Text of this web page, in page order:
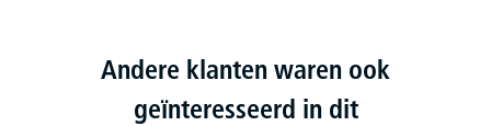
Andere klanten waren ook
geïnteresseerd in dit